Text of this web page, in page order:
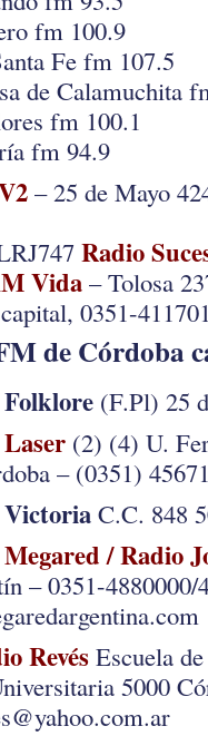
fm 100.9
Fe fm 107.5
de Calamuchita
fm 100.1
fm 94.9
– 25 de Mayo
Radio
Vida – Tolosa
0351-
de Córdoba
(F.Pl) 25
(2) (4) U.
– (0351)
C.C. 848
/ Radio
– 0351-4880000/
Revés Escuela
5000